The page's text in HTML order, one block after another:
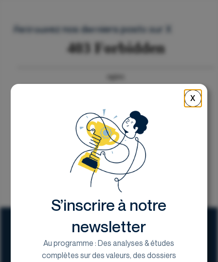
Retrouvez nos derniers posts sur X
X
S’inscrire à notre
newsletter
Au programme : Des analyses & études
complètes sur des valeurs, des dossiers